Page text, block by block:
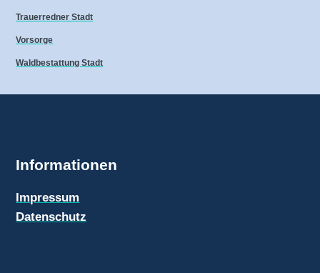
Trauerredner Stadt
Vorsorge
Waldbestattung Stadt
Informationen
Impressum
Datenschutz